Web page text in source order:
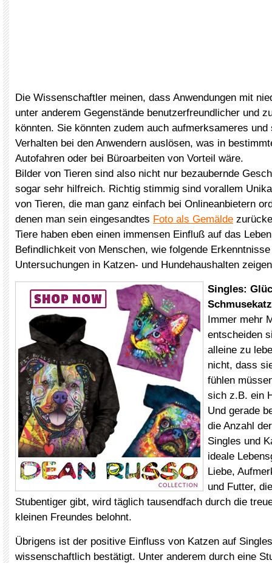
Die Wissenschaftler meinen, dass Anwendungen mit
unter anderem Gegenstände benutzerfreundlicher und
könnten. Sie könnten zudem auch aufmerksameres und
Verhalten bei den Anwendern auslösen, was in
Autofahren oder bei Büroarbeiten von Vorteil wäre.
Bilder von Tieren sind also nicht nur bezaubernde
sogar sehr hilfreich. Richtig stimmig sind vorallem
von Tieren, die man ganz einfach bei Onlineanbietern
denen man sein eingesandtes Foto als Gemälde
Tiere haben eben einen immensen Einfluß auf das
Befindlichkeit von Menschen, wie folgende
Untersuchungen in Katzen- und Hundehaushalten
Singles:
Immer mehr
entscheiden
alleine zu
nicht, dass
fühlen
sich z.B. ein
Und gerade
die Anzahl
Singles und
ideale
Liebe,
und Futter,
Stubentiger gibt, wird täglich tausendfach durch die
kleinen Freundes belohnt.
Übrigens ist der positive Einfluss von Katzen auf
wissenschaftlich bestätigt. Unter anderem durch eine